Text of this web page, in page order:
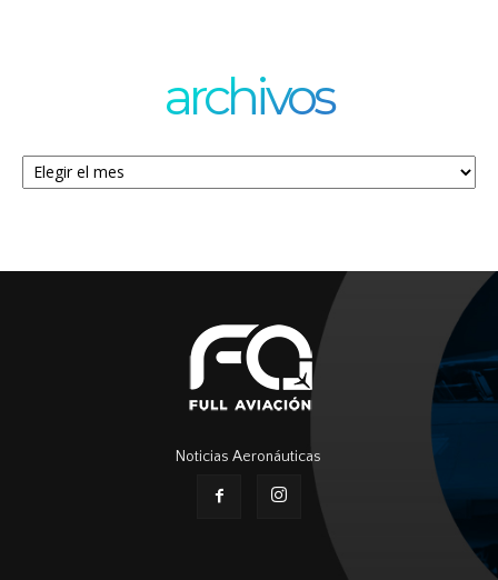
archivos
Archivos
Noticias Aeronáuticas